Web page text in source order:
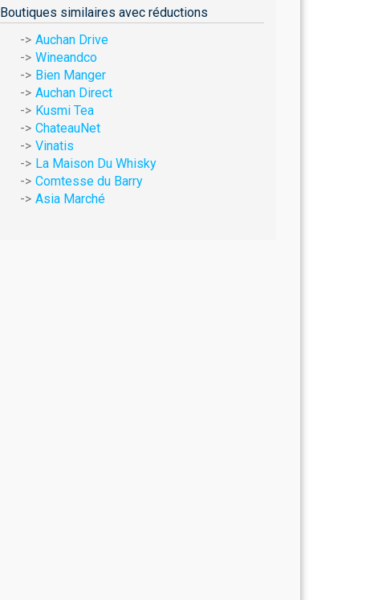
Boutiques similaires avec réductions
Auchan Drive
Wineandco
Bien Manger
Auchan Direct
Kusmi Tea
ChateauNet
Vinatis
La Maison Du Whisky
Comtesse du Barry
Asia Marché